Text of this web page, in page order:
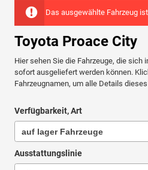
Das ausgewählte Fahrzeug
Toyota Proace City
Hier sehen Sie die Fahrzeuge, die sich
sofort ausgeliefert werden können.
Fahrzeugnamen, um alle Details
Verfügbarkeit, Art
Ausstattungslinie